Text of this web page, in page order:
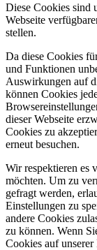
Diese Cookies sind
Webseite
stellen.
Da diese Cookies
und Funktionen
Auswirkungen auf
können Cookies
dieser Webseite
Cookies zu
erneut besuchen.
Wir respektieren es
möchten. Um zu
gefragt werden,
Einstellungen zu
andere Cookies
zu können. Wenn
Cookies auf